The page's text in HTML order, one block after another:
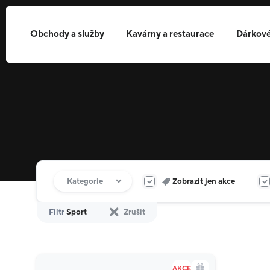
Obchody a služby Kavárny a restaurace
Filtr obchodů
Kategorie
FiltrSport Zrušit
Zobrazit jen akce